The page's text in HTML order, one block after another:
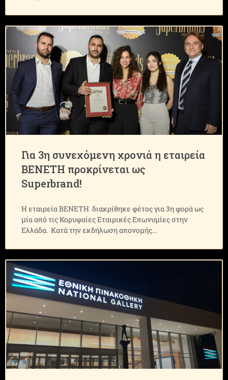
Για 3η συνεχόμενη χρονιά η εταιρεία
ΒΕΝΕΤΗ προκρίνεται ως
Superbrand!
Η εταιρεία ΒΕΝΕΤΗ διακρίθηκε φέτος για 3η φορά ως
μία από τις Κορυφαίες Εταιρικές Επωνυμίες στην
Ελλάδα. Κατά την εκδήλωση απονομής